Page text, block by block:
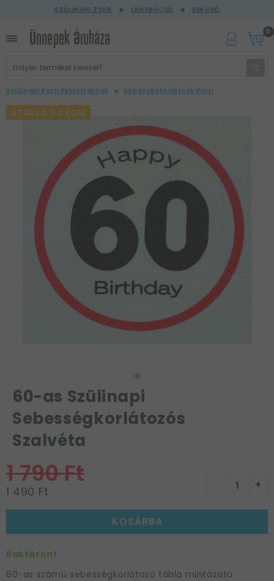
SZÜLINAPI ZSÚR LÁNYBÚCSÚ ESKÜVŐ
0
Szülinapi Parti Felnőtteknek Sebességkorlátozó Parti
UTOLSÓ 3 CSOM
60-as Szülinapi
Sebességkorlátozós
Szalvéta
1 790 Ft
1 490 Ft +
KOSÁRBA
Raktáron!
60-as számú sebességkorlátozó tábla mintázatú